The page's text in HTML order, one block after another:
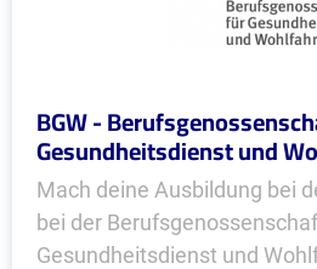
BGW -
Gesundheitsdienst und
Mach deine Ausbildung bei
bei der
Gesundheitsdienst und